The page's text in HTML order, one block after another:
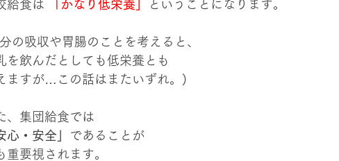
給食は
「かなり低栄養」 ということになります。
の吸収や胃腸のことを考えると、
を飲んだとしても低栄養とも
ますが…この話はまたいずれ。)
、集団給食では
心・安全」
であることが
重要視されます。